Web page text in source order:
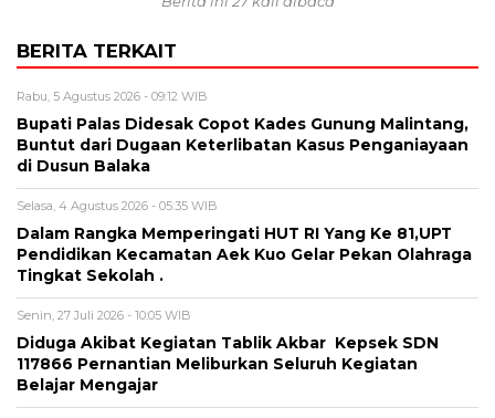
BERITA TERKAIT
Rabu, 5 Agustus 2026 - 09:12 WIB
Bupati Palas Didesak Copot Kades Gunung Malintang,
Buntut dari Dugaan Keterlibatan Kasus Penganiayaan
di Dusun Balaka
Selasa, 4 Agustus 2026 - 05:35 WIB
Dalam Rangka Memperingati HUT RI Yang Ke 81,UPT
Pendidikan Kecamatan Aek Kuo Gelar Pekan Olahraga
Tingkat Sekolah .
Senin, 27 Juli 2026 - 10:05 WIB
Diduga Akibat Kegiatan Tablik Akbar Kepsek SDN
117866 Pernantian Meliburkan Seluruh Kegiatan
Belajar Mengajar